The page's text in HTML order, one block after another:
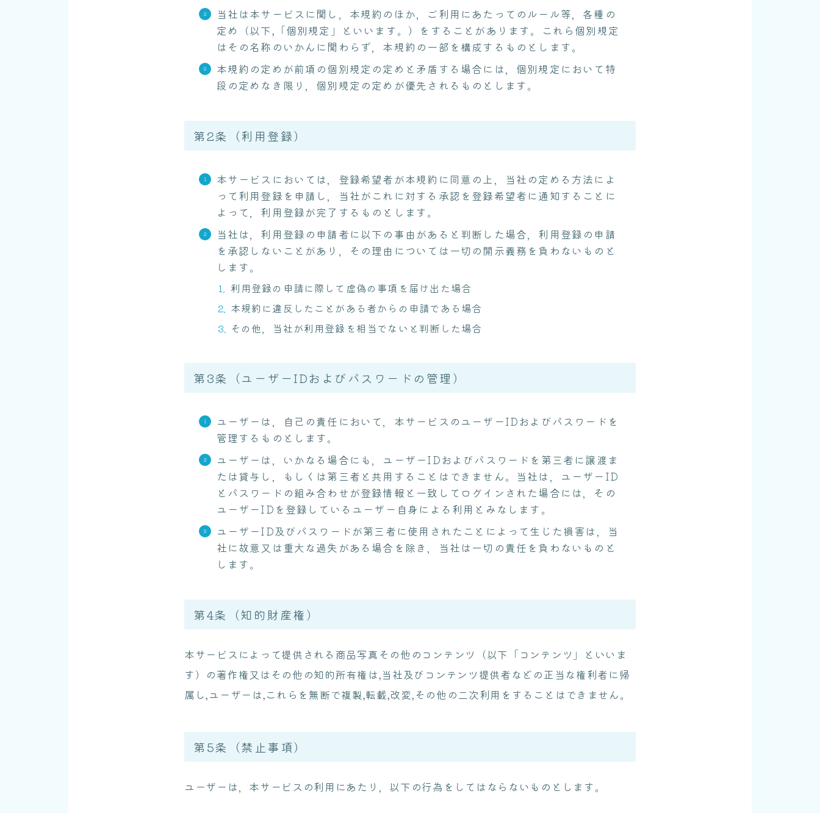
当社は本サービスに関し，本規約のほか，ご利用にあたってのルール等，各種の
定め（以下,「個別規定」といいます。）をすることがあります。これら個別規定
はその名称のいかんに関わらず，本規約の一部を構成するものとします。
本規約の定めが前項の個別規定の定めと矛盾する場合には，個別規定において特
段の定めなき限り，個別規定の定めが優先されるものとします。
第2条（利用登録）
本サービスにおいては，登録希望者が本規約に同意の上，当社の定める方法によ
って利用登録を申請し，当社がこれに対する承認を登録希望者に通知することに
よって，利用登録が完了するものとします。
当社は，利用登録の申請者に以下の事由があると判断した場合，利用登録の申請
を承認しないことがあり，その理由については一切の開示義務を負わないものと
します。
利用登録の申請に際して虚偽の事項を届け出た場合
本規約に違反したことがある者からの申請である場合
その他，当社が利用登録を相当でないと判断した場合
第3条（ユーザーIDおよびパスワードの管理）
ユーザーは，自己の責任において，本サービスのユーザーIDおよびパスワードを
管理するものとします。
ユーザーは，いかなる場合にも，ユーザーIDおよびパスワードを第三者に譲渡ま
たは貸与し，もしくは第三者と共用することはできません。当社は，ユーザーID
とパスワードの組み合わせが登録情報と一致してログインされた場合には，その
ユーザーIDを登録しているユーザー自身による利用とみなします。
ユーザーID及びパスワードが第三者に使用されたことによって生じた損害は，当
社に故意又は重大な過失がある場合を除き，当社は一切の責任を負わないものと
します。
第4条（知的財産権）
本サービスによって提供される商品写真その他のコンテンツ（以下「コンテンツ」といいま
す）の著作権又はその他の知的所有権は,当社及びコンテンツ提供者などの正当な権利者に帰
属し,ユーザーは,これらを無断で複製,転載,改変,その他の二次利用をすることはできません。
第5条（禁止事項）
ユーザーは，本サービスの利用にあたり，以下の行為をしてはならないものとします。